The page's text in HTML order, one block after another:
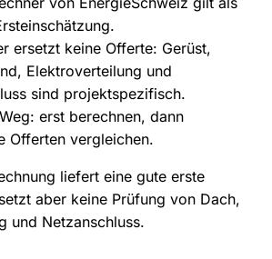
ersetzt keine Offerte: Gerüst,
Elektroverteilung und
sind projektspezifisch.
erst berechnen, dann
Offerten vergleichen.
liefert eine gute erste
aber keine Prüfung von Dach,
und Netzanschluss.